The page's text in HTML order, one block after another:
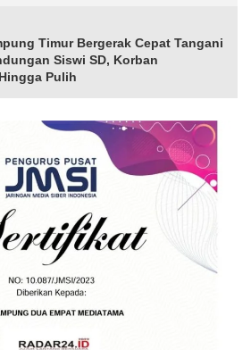
Timur Bergerak Cepat Tangani
Siswi SD, Korban
Pulih